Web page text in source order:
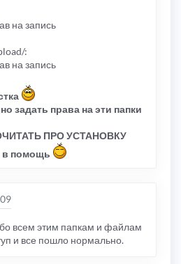
на запись
:
на запись
задать права на эти папки
ПРО УСТАНОВКУ
в помощь
всем этим папкам и файлам
и все пошло нормально.